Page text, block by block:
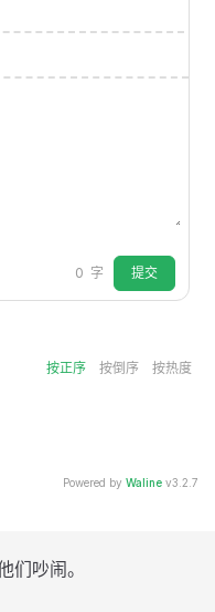
0 字 提交
按正序 按倒序 按热度
Powered by Waline v3.2.7
们吵闹。